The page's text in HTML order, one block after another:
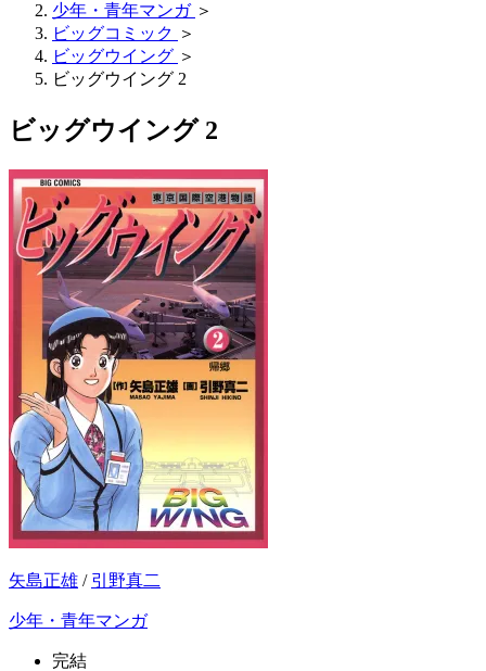
少年・青年マンガ ＞
ビッグコミック ＞
ビッグウイング ＞
ビッグウイング 2
ビッグウイング 2
矢島正雄 / 引野真二
少年・青年マンガ
完結